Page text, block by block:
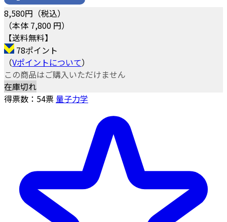
8,580円（税込）
（本体 7,800 円）
【送料無料】
78ポイント
（Vポイントについて）
この商品はご購入いただけません
在庫切れ
得票数： 54票 量子力学